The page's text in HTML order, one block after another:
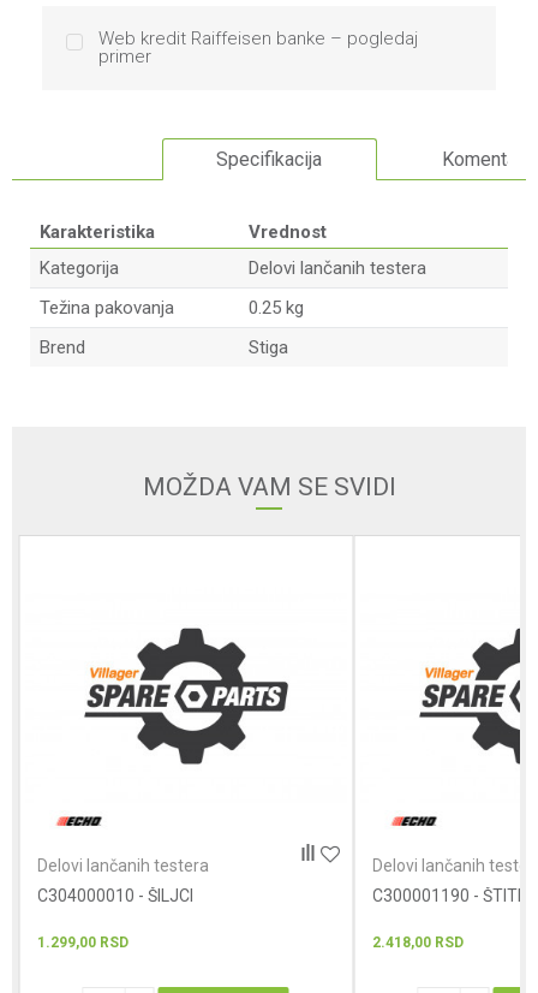
Web kredit Raiffeisen banke – pogledaj
primer
Specifikacija Komentari
Karakteristika
Vrednost
Kategorija
Delovi lančanih testera
Težina pakovanja
0.25 kg
Brend
Stiga
MOŽDA VAM SE SVIDI
Delovi lančanih testera
C304000010 - ŠILJCI
1.299,00 RSD
Delovi lančanih
C300001190 -
2.418,00 RSD